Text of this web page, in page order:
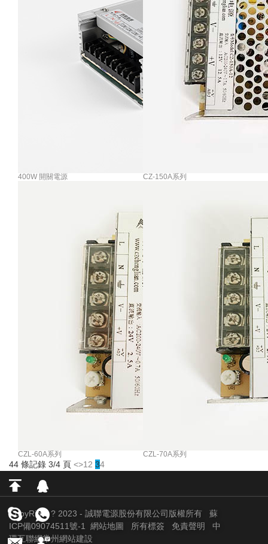
400W 開關電源 CZ-150A系列
CZL-60A系列 CZL-70A系列
44 條記錄 3/4 頁 <>1 2 34
CopyRight ? 2023 - 誠聯電源股份有限公司版權所有 蘇
ICP備09074511號-1
網站地圖 所有標簽 免責聲明
中
環互聯網常州網站建設